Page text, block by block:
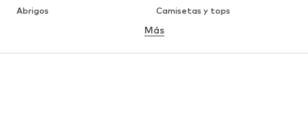
Abrigos
Camisetas y tops
Ropa interior
Faldas
Blusas y camisas
Más